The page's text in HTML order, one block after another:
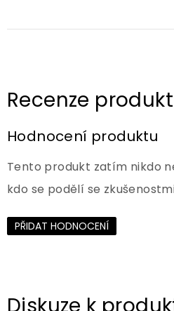
Hodnocení produktu
Tento produkt zatím nikdo
kdo se podělí se
PŘIDAT HODNOCENÍ